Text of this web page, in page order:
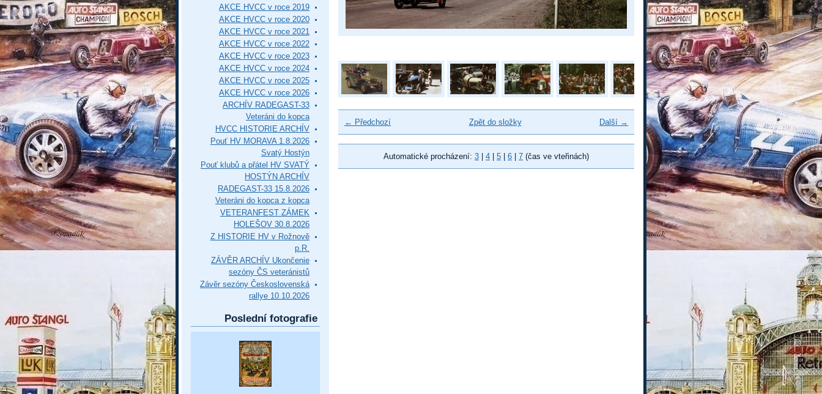
← Předchozí Další →
Zpět do složky
Automatické procházení: 3 4 5 6 7 (čas ve vteřinách)
AKCE HVCC v roce 2019
AKCE HVCC v roce 2020
AKCE HVCC v roce 2021
AKCE HVCC v roce 2022
AKCE HVCC v roce 2023
AKCE HVCC v roce 2024
AKCE HVCC v roce 2025
AKCE HVCC v roce 2026
ARCHÍV RADEGAST-33
Veteráni do kopca
HVCC HISTORIE ARCHÍV
Pouť HV MORAVA 1.8.2026
Svatý Hostýn
Pouť klubů a přátel HV SVATÝ
HOSTÝN ARCHÍV
RADEGAST-33 15.8.2026
Veteráni do kopca z kopca
VETERANFEST ZÁMEK
HOLEŠOV 30.8.2026
Z HISTORIE HV v Rožnově
p.R.
ZÁVĚR ARCHÍV Ukončenie
sezóny ČS veteránistů
Závěr sezóny Československá
rallye 10.10.2026
Poslední fotografie